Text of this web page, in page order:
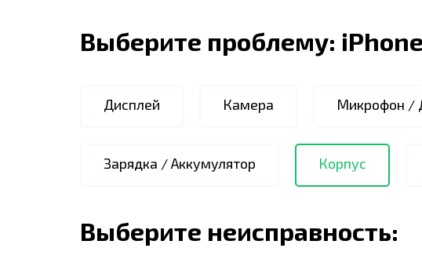
Выберите проблему:
Дисплей Камера Микрофон /
Зарядка / Аккумулятор Корпус
Выберите неисправность: